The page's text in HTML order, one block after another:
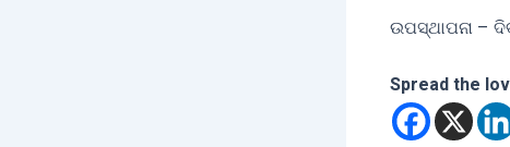
ଉପସ୍ଥାପନା –
Spread the